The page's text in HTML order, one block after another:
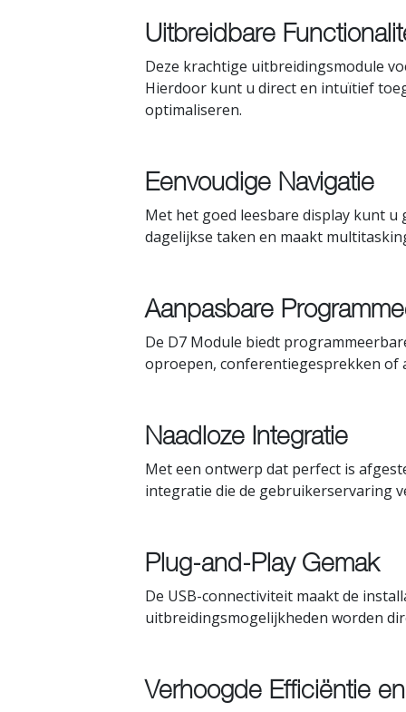
Uitbreidbare
Deze krachtige uitbreidingsmodule
Hierdoor kunt u direct en intuïtief
optimaliseren.
Eenvoudige Navigatie
Met het goed leesbare display kunt
dagelijkse taken en maakt
Aanpasbare
De D7 Module biedt
oproepen, conferentiegesprekken of
Naadloze Integratie
Met een ontwerp dat perfect is
integratie die de gebruikerservaring
Plug-and-Play Gemak
De USB-connectiviteit maakt de
uitbreidingsmogelijkheden worden
Verhoogde Efficiëntie